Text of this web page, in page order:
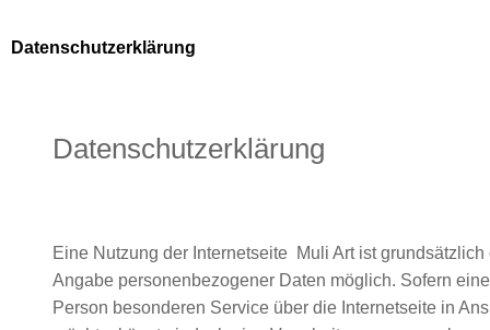
Datenschutzerklärung
Datenschutzerklärung
Eine Nutzung der Internetseite Muli Art ist grundsätzlich
Angabe personenbezogener Daten möglich. Sofern
Person besonderen Service über die Internetseite in